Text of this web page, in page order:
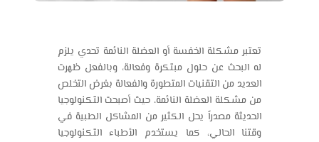
تعتبر مشكلة الخفسة أو العضلة النائمة تحدي يلزم
له البحث عن حلول مبتكرة وفعالة، وبالفعل ظهرت
العديد من التقنيات المتطورة والفعالة بغرض التخلص
من مشكلة العضلة النائمة، حيث أصبحت التكنولوجيا
الحديثة مصدراً يحل الكثير من المشاكل الطبية في
وقتنا الحالي، كما يستخدم الأطباء التكنولوجيا